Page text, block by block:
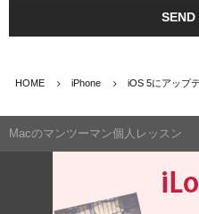
HOME iPhone iOS 5にアップ
Macのマンツーマン個人レッスン